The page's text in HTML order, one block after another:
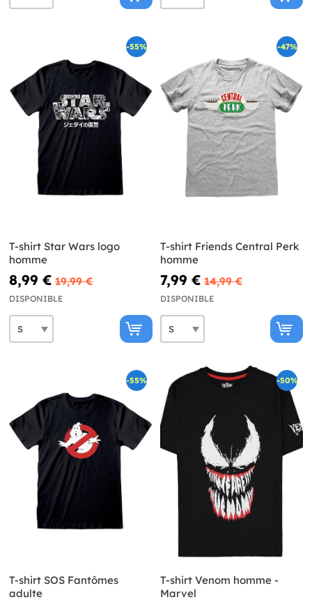
-55%
T-shirt Star Wars logo
homme
8,99 € 19,99 €
DISPONIBLE
-47%
T-shirt Friends Central Perk
homme
7,99 € 14,99 €
DISPONIBLE
-55%
T-shirt SOS Fantômes
adulte
-50%
T-shirt Venom homme -
Marvel